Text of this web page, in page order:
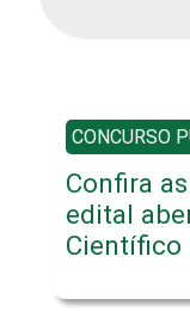
CONCURSO
Confira
edital
Científico